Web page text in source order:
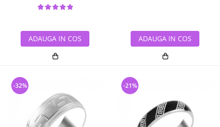
ADAUGA IN COS ADAUGA IN COS
-32% -21%